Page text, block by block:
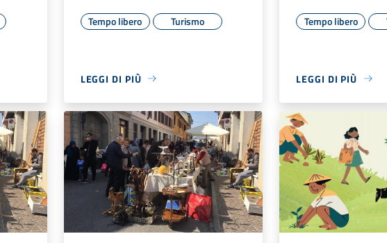
Tempo libero Turismo
LEGGI DI PIÙ
Tempo libero
LEGGI DI PIÙ